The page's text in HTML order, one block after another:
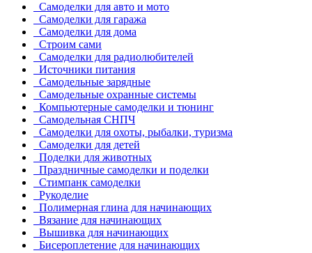
Самоделки для авто и мото
Самоделки для гаража
Самоделки для дома
Строим сами
Самоделки для радиолюбителей
Источники питания
Самодельные зарядные
Самодельные охранные системы
Компьютерные самоделки и тюнинг
Самодельная СНПЧ
Самоделки для охоты, рыбалки, туризма
Самоделки для детей
Поделки для животных
Праздничные самоделки и поделки
Стимпанк самоделки
Рукоделие
Полимерная глина для начинающих
Вязание для начинающих
Вышивка для начинающих
Бисероплетение для начинающих